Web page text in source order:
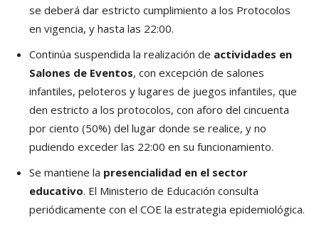
se deberá dar estricto cumplimiento a los Protocolos
en vigencia, y hasta las 22:00.
Continúa suspendida la realización de actividades en
Salones de Eventos, con excepción de salones
infantiles, peloteros y lugares de juegos infantiles, que
den estricto a los protocolos, con aforo del cincuenta
por ciento (50%) del lugar donde se realice, y no
pudiendo exceder las 22:00 en su funcionamiento.
Se mantiene la presencialidad en el sector
educativo. El Ministerio de Educación consulta
periódicamente con el COE la estrategia epidemiológica.